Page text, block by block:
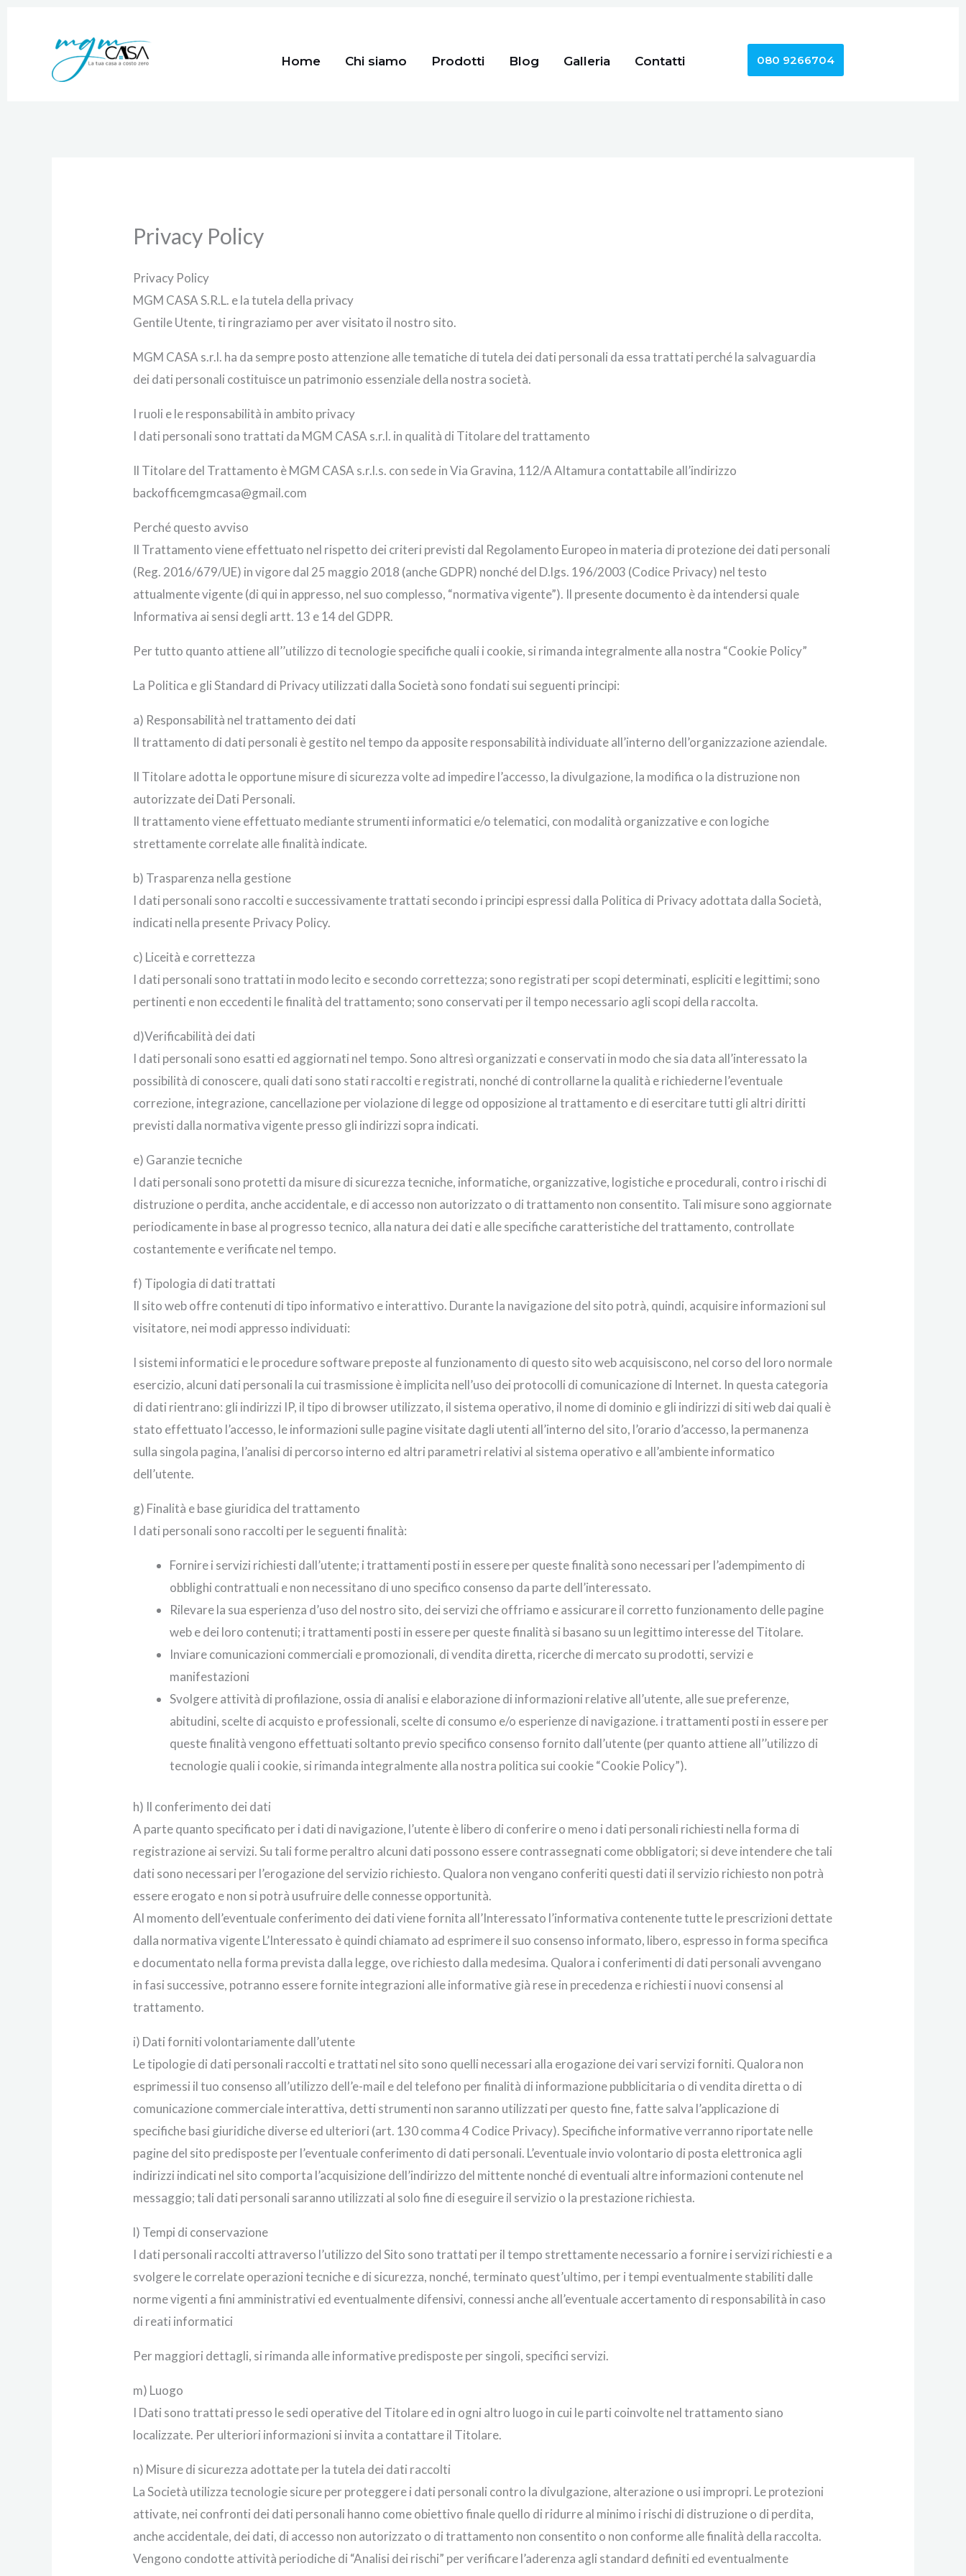
contenuto
Home Chi siamo Prodotti Blog Galleria Contatti 080 9266704
Privacy Policy
Privacy Policy
MGM CASA S.R.L. e la tutela della privacy
Gentile Utente, ti ringraziamo per aver visitato il nostro sito.
MGM CASA s.r.l. ha da sempre posto attenzione alle tematiche di tutela dei dati personali da essa trattati perché la salvaguardia
dei dati personali costituisce un patrimonio essenziale della nostra società.
I ruoli e le responsabilità in ambito privacy
I dati personali sono trattati da MGM CASA s.r.l. in qualità di Titolare del trattamento
Il Titolare del Trattamento è MGM CASA s.r.l.s. con sede in Via Gravina, 112/A Altamura contattabile all’indirizzo
backofficemgmcasa@gmail.com
Perché questo avviso
Il Trattamento viene effettuato nel rispetto dei criteri previsti dal Regolamento Europeo in materia di protezione dei dati personali
(Reg. 2016/679/UE) in vigore dal 25 maggio 2018 (anche GDPR) nonché del D.lgs. 196/2003 (Codice Privacy) nel testo
attualmente vigente (di qui in appresso, nel suo complesso, “normativa vigente”). Il presente documento è da intendersi quale
Informativa ai sensi degli artt. 13 e 14 del GDPR.
Per tutto quanto attiene all’’utilizzo di tecnologie specifiche quali i cookie, si rimanda integralmente alla nostra “Cookie Policy”
La Politica e gli Standard di Privacy utilizzati dalla Società sono fondati sui seguenti principi:
a) Responsabilità nel trattamento dei dati
Il trattamento di dati personali è gestito nel tempo da apposite responsabilità individuate all’interno dell’organizzazione aziendale.
Il Titolare adotta le opportune misure di sicurezza volte ad impedire l’accesso, la divulgazione, la modifica o la distruzione non
autorizzate dei Dati Personali.
Il trattamento viene effettuato mediante strumenti informatici e/o telematici, con modalità organizzative e con logiche
strettamente correlate alle finalità indicate.
b) Trasparenza nella gestione
I dati personali sono raccolti e successivamente trattati secondo i principi espressi dalla Politica di Privacy adottata dalla Società,
indicati nella presente Privacy Policy.
c) Liceità e correttezza
I dati personali sono trattati in modo lecito e secondo correttezza; sono registrati per scopi determinati, espliciti e legittimi; sono
pertinenti e non eccedenti le finalità del trattamento; sono conservati per il tempo necessario agli scopi della raccolta.
d)Verificabilità dei dati
I dati personali sono esatti ed aggiornati nel tempo. Sono altresì organizzati e conservati in modo che sia data all’interessato la
possibilità di conoscere, quali dati sono stati raccolti e registrati, nonché di controllarne la qualità e richiederne l’eventuale
correzione, integrazione, cancellazione per violazione di legge od opposizione al trattamento e di esercitare tutti gli altri diritti
previsti dalla normativa vigente presso gli indirizzi sopra indicati.
e) Garanzie tecniche
I dati personali sono protetti da misure di sicurezza tecniche, informatiche, organizzative, logistiche e procedurali, contro i rischi di
distruzione o perdita, anche accidentale, e di accesso non autorizzato o di trattamento non consentito. Tali misure sono aggiornate
periodicamente in base al progresso tecnico, alla natura dei dati e alle specifiche caratteristiche del trattamento, controllate
costantemente e verificate nel tempo.
f) Tipologia di dati trattati
Il sito web offre contenuti di tipo informativo e interattivo. Durante la navigazione del sito potrà, quindi, acquisire informazioni sul
visitatore, nei modi appresso individuati:
I sistemi informatici e le procedure software preposte al funzionamento di questo sito web acquisiscono, nel corso del loro normale
esercizio, alcuni dati personali la cui trasmissione è implicita nell’uso dei protocolli di comunicazione di Internet. In questa categoria
di dati rientrano: gli indirizzi IP, il tipo di browser utilizzato, il sistema operativo, il nome di dominio e gli indirizzi di siti web dai quali è
stato effettuato l’accesso, le informazioni sulle pagine visitate dagli utenti all’interno del sito, l’orario d’accesso, la permanenza
sulla singola pagina, l’analisi di percorso interno ed altri parametri relativi al sistema operativo e all’ambiente informatico
dell’utente.
g) Finalità e base giuridica del trattamento
I dati personali sono raccolti per le seguenti finalità:
Fornire i servizi richiesti dall’utente; i trattamenti posti in essere per queste finalità sono necessari per l’adempimento di
obblighi contrattuali e non necessitano di uno specifico consenso da parte dell’interessato.
Rilevare la sua esperienza d’uso del nostro sito, dei servizi che offriamo e assicurare il corretto funzionamento delle pagine
web e dei loro contenuti; i trattamenti posti in essere per queste finalità si basano su un legittimo interesse del Titolare.
Inviare comunicazioni commerciali e promozionali, di vendita diretta, ricerche di mercato su prodotti, servizi e
manifestazioni
Svolgere attività di profilazione, ossia di analisi e elaborazione di informazioni relative all’utente, alle sue preferenze,
abitudini, scelte di acquisto e professionali, scelte di consumo e/o esperienze di navigazione. i trattamenti posti in essere per
queste finalità vengono effettuati soltanto previo specifico consenso fornito dall’utente (per quanto attiene all’’utilizzo di
tecnologie quali i cookie, si rimanda integralmente alla nostra politica sui cookie “Cookie Policy”).
h) Il conferimento dei dati
A parte quanto specificato per i dati di navigazione, l’utente è libero di conferire o meno i dati personali richiesti nella forma di
registrazione ai servizi. Su tali forme peraltro alcuni dati possono essere contrassegnati come obbligatori; si deve intendere che tali
dati sono necessari per l’erogazione del servizio richiesto. Qualora non vengano conferiti questi dati il servizio richiesto non potrà
essere erogato e non si potrà usufruire delle connesse opportunità.
Al momento dell’eventuale conferimento dei dati viene fornita all’Interessato l’informativa contenente tutte le prescrizioni dettate
dalla normativa vigente L’Interessato è quindi chiamato ad esprimere il suo consenso informato, libero, espresso in forma specifica
e documentato nella forma prevista dalla legge, ove richiesto dalla medesima. Qualora i conferimenti di dati personali avvengano
in fasi successive, potranno essere fornite integrazioni alle informative già rese in precedenza e richiesti i nuovi consensi al
trattamento.
i) Dati forniti volontariamente dall’utente
Le tipologie di dati personali raccolti e trattati nel sito sono quelli necessari alla erogazione dei vari servizi forniti. Qualora non
esprimessi il tuo consenso all’utilizzo dell’e-mail e del telefono per finalità di informazione pubblicitaria o di vendita diretta o di
comunicazione commerciale interattiva, detti strumenti non saranno utilizzati per questo fine, fatte salva l’applicazione di
specifiche basi giuridiche diverse ed ulteriori (art. 130 comma 4 Codice Privacy). Specifiche informative verranno riportate nelle
pagine del sito predisposte per l’eventuale conferimento di dati personali. L’eventuale invio volontario di posta elettronica agli
indirizzi indicati nel sito comporta l’acquisizione dell’indirizzo del mittente nonché di eventuali altre informazioni contenute nel
messaggio; tali dati personali saranno utilizzati al solo fine di eseguire il servizio o la prestazione richiesta.
l) Tempi di conservazione
I dati personali raccolti attraverso l’utilizzo del Sito sono trattati per il tempo strettamente necessario a fornire i servizi richiesti e a
svolgere le correlate operazioni tecniche e di sicurezza, nonché, terminato quest’ultimo, per i tempi eventualmente stabiliti dalle
norme vigenti a fini amministrativi ed eventualmente difensivi, connessi anche all’eventuale accertamento di responsabilità in caso
di reati informatici
Per maggiori dettagli, si rimanda alle informative predisposte per singoli, specifici servizi.
m) Luogo
I Dati sono trattati presso le sedi operative del Titolare ed in ogni altro luogo in cui le parti coinvolte nel trattamento siano
localizzate. Per ulteriori informazioni si invita a contattare il Titolare.
n) Misure di sicurezza adottate per la tutela dei dati raccolti
La Società utilizza tecnologie sicure per proteggere i dati personali contro la divulgazione, alterazione o usi impropri. Le protezioni
attivate, nei confronti dei dati personali hanno come obiettivo finale quello di ridurre al minimo i rischi di distruzione o di perdita,
anche accidentale, dei dati, di accesso non autorizzato o di trattamento non consentito o non conforme alle finalità della raccolta.
Vengono condotte attività periodiche di “Analisi dei rischi” per verificare l’aderenza agli standard definiti ed eventualmente